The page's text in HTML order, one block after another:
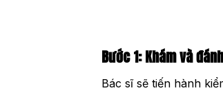
Bước 1: Khám và
Bác sĩ sẽ tiến hành